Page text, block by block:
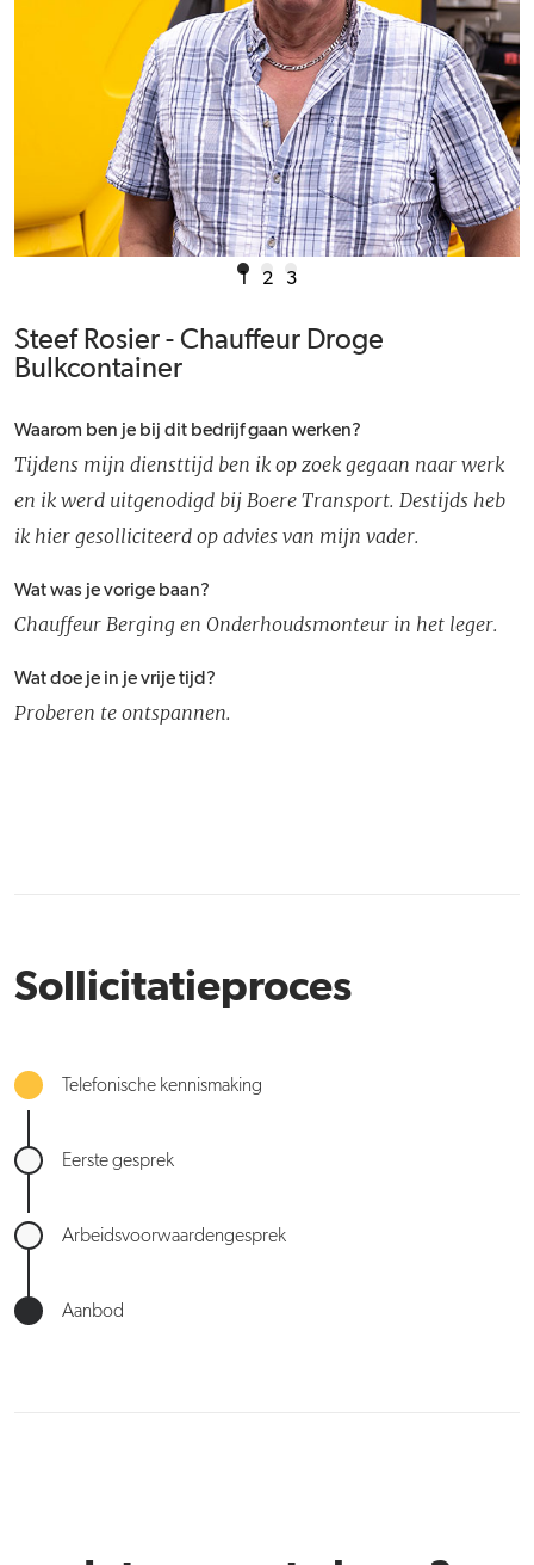
1 2 3
Steef Rosier - Chauffeur Droge
Bulkcontainer
Waarom ben je bij dit bedrijf gaan werken?
Tijdens mijn diensttijd ben ik op zoek gegaan naar werk
en ik werd uitgenodigd bij Boere Transport. Destijds heb
ik hier gesolliciteerd op advies van mijn vader.
Wat was je vorige baan?
Chauffeur Berging en Onderhoudsmonteur in het leger.
Wat doe je in je vrije tijd?
Proberen te ontspannen.
Sollicitatieproces
Telefonische kennismaking
Eerste gesprek
Arbeidsvoorwaardengesprek
Aanbod